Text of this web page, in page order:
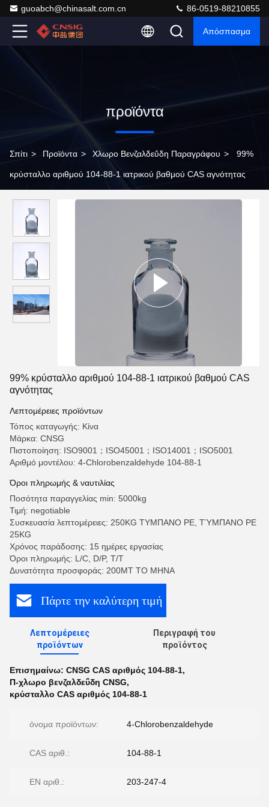
guoabch@chinasalt.com.cn 86-0519-88210855
Απόσπασμα
προϊόντα
Σπίτι > Προϊόντα > Χλωρο Βενζαλδεΰδη Παραγράφου > 99%
κρύσταλλο αριθμού 104-88-1 ιατρικού βαθμού CAS αγνότητας
99% κρύσταλλο αριθμού 104-88-1 ιατρικού βαθμού CAS
αγνότητας
Λεπτομέρειες προϊόντων
Τόπος καταγωγής: Κίνα
Μάρκα: CNSG
Πιστοποίηση: ISO9001；ISO45001；ISO14001；ISO5001
Αριθμό μοντέλου: 4-Chlorobenzaldehyde 104-88-1
Όροι πληρωμής & ναυτιλίας
Ποσότητα παραγγελίας min: 5000kg
Τιμή: negotiable
Συσκευασία λεπτομέρειες: 250KG ΤΥΜΠΑΝΟ PE, ΤΎΜΠΑΝΟ PE
25KG
Χρόνος παράδοσης: 15 ημέρες εργασίας
Όροι πληρωμής: L/C, D/P, T/T
Δυνατότητα προσφοράς: 200MT ΤΟ ΜΗΝΑ
Πάρτε την καλύτερη τιμή
Λεπτομέρειες
προϊόντων
Περιγραφή του
προϊόντος
Επισημαίνω: CNSG CAS αριθμός 104-88-1,
Π-χλωρο βενζαλδεΰδη CNSG,
κρύσταλλο CAS αριθμός 104-88-1
όνομα προϊόντων: 4-Chlorobenzaldehyde
CAS αριθ.: 104-88-1
EN αριθ.: 203-247-4